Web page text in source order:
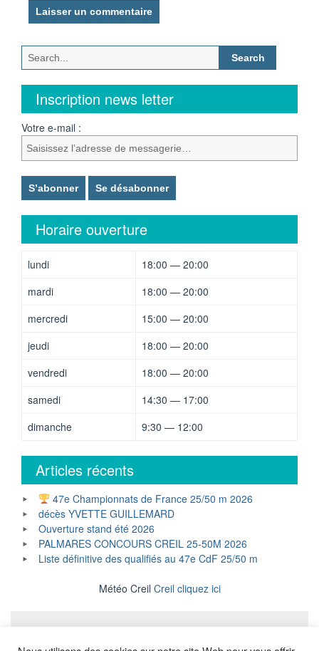
Search
for:
Inscription news letter
Votre e-mail :
Horaire ouverture
lundi
18:00 — 20:00
mardi
18:00 — 20:00
mercredi
15:00 — 20:00
jeudi
18:00 — 20:00
vendredi
18:00 — 20:00
samedi
14:30 — 17:00
dimanche
9:30 — 12:00
Articles récents
47e Championnats de France 25/50 m 2026
décès YVETTE GUILLEMARD
Ouverture stand été 2026
PALMARES CONCOURS CREIL 25-50M 2026
Liste définitive des qualifiés au 47e CdF 25/50 m
Météo Creil Creil cliquez ici